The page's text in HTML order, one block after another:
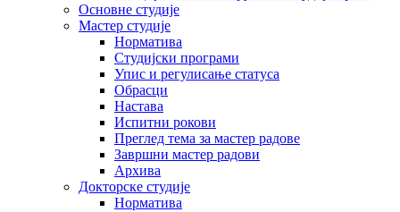
Основне студије
Мастер студије
Норматива
Студијски програми
Упис и регулисање статуса
Обрасци
Настава
Испитни рокови
Преглед тема за мастер радове
Завршни мастер радови
Архива
Докторске студије
Норматива